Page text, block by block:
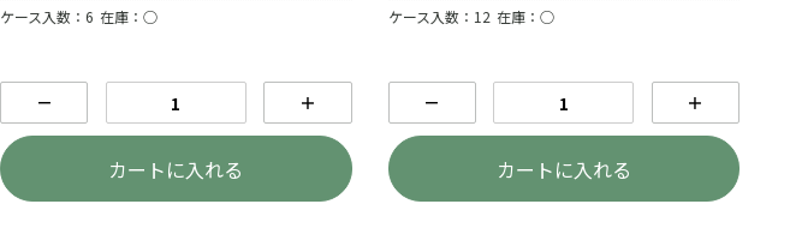
ケース入数：6 在庫：○
－ ＋
カートに入れる
ケース入数：12 在庫：○
－ ＋
カートに入れる